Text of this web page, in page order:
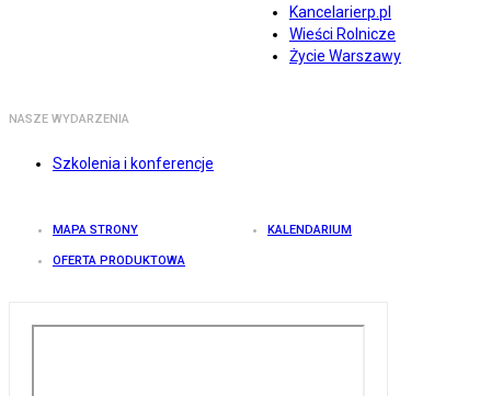
Kancelarierp.pl
Wieści Rolnicze
Życie Warszawy
NASZE WYDARZENIA
Szkolenia i konferencje
MAPA STRONY KALENDARIUM
OFERTA PRODUKTOWA